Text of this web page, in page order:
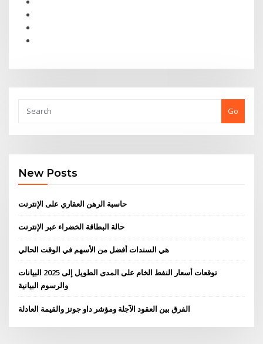
Go
New Posts
حاسبة الرهن العقاري على الإنترنت
حالة البطاقة الخضراء عبر الإنترنت
هي السندات أفضل من الأسهم في الوقت الحالي
توقعات أسعار النفط الخام على المدى الطويل إلى 2025 البيانات
والرسوم البيانية
الفرق بين العقود الآجلة ومؤشر داو جونز والقيمة العادلة